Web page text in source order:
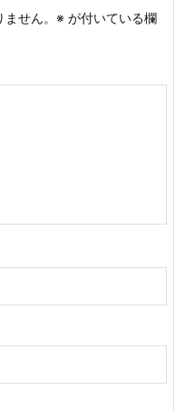
せん。 ※ が付いている欄